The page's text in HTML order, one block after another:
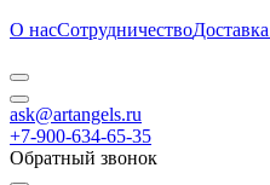
О насСотрудничество
ask@artangels.ru
+7-900-634-65-35
Обратный звонок